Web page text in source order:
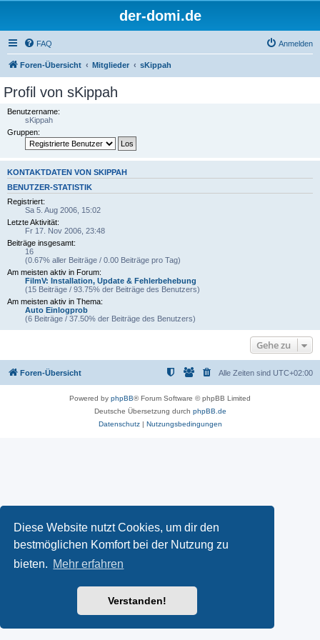
Diese Website nutzt Cookies, um dir den
bestmöglichen Komfort bei der Nutzung zu
bieten. Mehr erfahren
Verstanden!
der-domi.de
FAQ Anmelden
Foren-Übersicht Mitglieder sKippah
Profil von sKippah
Benutzername:
sKippah
Gruppen:
KONTAKTDATEN VON SKIPPAH
BENUTZER-STATISTIK
Registriert:
Sa 5. Aug 2006, 15:02
Letzte Aktivität:
Fr 17. Nov 2006, 23:48
Beiträge insgesamt:
16
(0.67% aller Beiträge / 0.00 Beiträge pro Tag)
Am meisten aktiv in Forum:
FilmV: Installation, Update & Fehlerbehebung
(15 Beiträge / 93.75% der Beiträge des Benutzers)
Am meisten aktiv in Thema:
Auto Einlogprob
(6 Beiträge / 37.50% der Beiträge des Benutzers)
Gehe zu
Foren-Übersicht Alle Zeiten sind UTC+02:00
Powered by phpBB® Forum Software © phpBB Limited
Deutsche Übersetzung durch phpBB.de
Datenschutz| Nutzungsbedingungen